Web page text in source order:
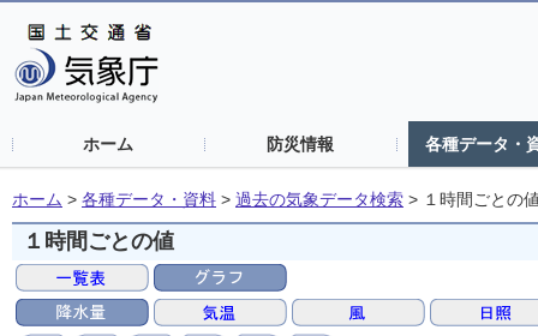
ホーム 防災情報 各種データ・
ホーム > 各種データ・資料 > 過去の気象データ検索 > １時間ごとの
１時間ごとの値